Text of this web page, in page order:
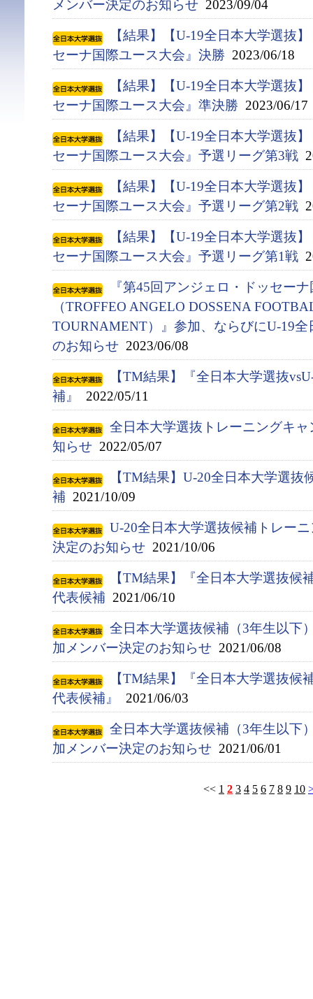
メンバー決定のお知らせ 2023/09/04
【結果】【U-19全日本大学選抜
セーナ国際ユース大会』決勝 2023/06/18
【結果】【U-19全日本大学選抜
セーナ国際ユース大会』準決勝 2023/06/17
【結果】【U-19全日本大学選抜
セーナ国際ユース大会』予選リーグ第3戦
【結果】【U-19全日本大学選抜
セーナ国際ユース大会』予選リーグ第2戦
【結果】【U-19全日本大学選抜
セーナ国際ユース大会』予選リーグ第1戦
『第45回アンジェロ・ドッセー
（TROFFEO ANGELO DOSSENA
TOURNAMENT）』参加、ならびにU-19
のお知らせ 2023/06/08
【TM結果】『全日本大学選抜
補』
2022/05/11
全日本大学選抜トレーニングキ
知らせ 2022/05/07
【TM結果】U-20全日本大学選抜
補 2021/10/09
U-20全日本大学選抜候補トレー
決定のお知らせ 2021/10/06
【TM結果】『全日本大学選抜候
代表候補 2021/06/10
全日本大学選抜候補（3年生以下
加メンバー決定のお知らせ 2021/06/08
【TM結果】『全日本大学選抜候
代表候補』
2021/06/03
全日本大学選抜候補（3年生以下
加メンバー決定のお知らせ 2021/06/01
<< 1 2 3 4 5 6 7 8 9 10